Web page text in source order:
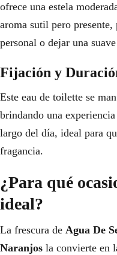
ofrece una estela
aroma sutil pero
personal o dejar una
Fijación y
Este eau de toilette se
brindando una
largo del día, ideal para
fragancia.
¿Para qué
ideal?
La frescura de Agua De
Naranjos la convierte en